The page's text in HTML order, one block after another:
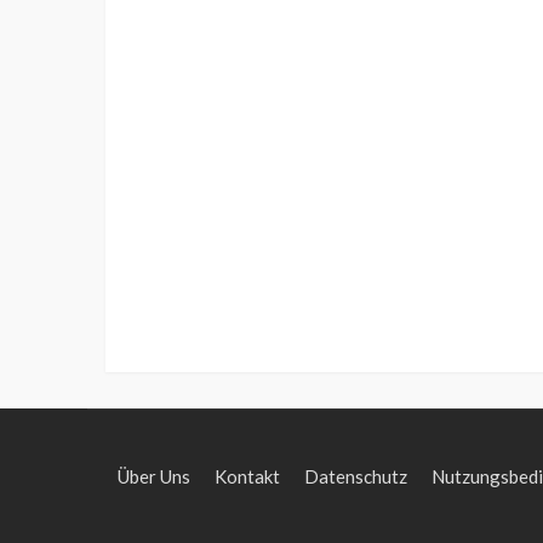
Über Uns Kontakt Datenschutz